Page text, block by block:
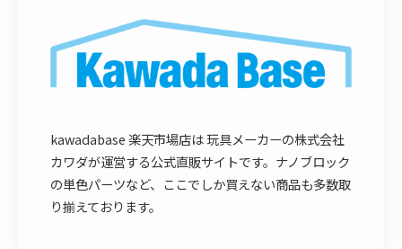
kawadabase 楽天市場店は 玩具メーカーの株式会社
カワダが運営する公式直販サイトです。ナノブロック
の単色パーツなど、ここでしか買えない商品も多数取
り揃えております。